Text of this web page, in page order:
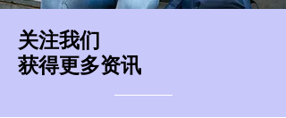
​关注我们
获得更多资讯